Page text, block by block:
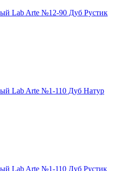
Lab Arte №12-90 Дуб Рустик
Lab Arte №1-110 Дуб Натур
Lab Arte №1-110 Дуб Рустик